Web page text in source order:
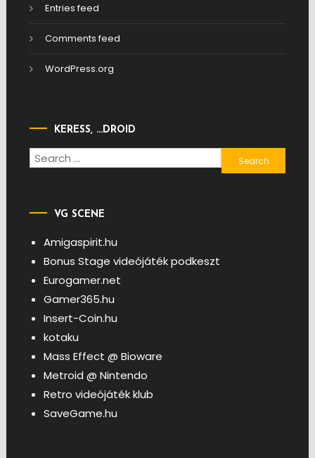
Entries feed
Comments feed
WordPress.org
KERESS, …DROID
Search
for:
VG SCENE
Amigaspirit.hu
Bonus Stage videójáték podkeszt
Eurogamer.net
Gamer365.hu
Insert-Coin.hu
kotaku
Mass Effect @ Bioware
Metroid @ Nintendo
Retro videójáték klub
SaveGame.hu